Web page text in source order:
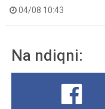
04/08 10:43
Na ndiqni: